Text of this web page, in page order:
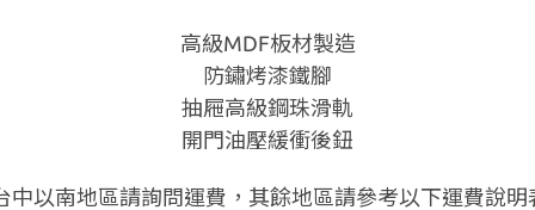
高級MDF板材製造
防鏽烤漆鐵腳
抽屜高級鋼珠滑軌
開門油壓緩衝後鈕
以南地區請詢問運費，其餘地區請參考以下運費說明